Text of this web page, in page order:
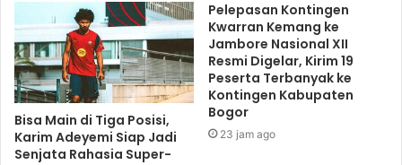
Bisa Main di Tiga Posisi,
Karim Adeyemi Siap Jadi
Senjata Rahasia Super-
Pelepasan Kontingen
Kwarran Kemang ke
Jambore Nasional XII
Resmi Digelar, Kirim 19
Peserta Terbanyak ke
Kontingen Kabupaten
Bogor
23 jam ago